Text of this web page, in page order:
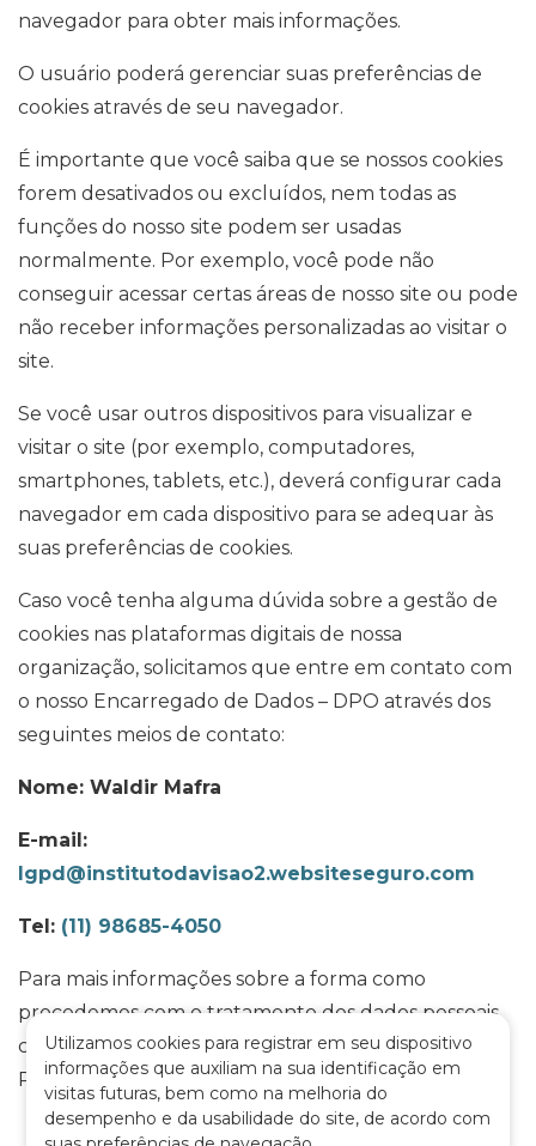
navegador para obter mais informações.
O usuário poderá gerenciar suas preferências de
cookies através de seu navegador.
É importante que você saiba que se nossos cookies
forem desativados ou excluídos, nem todas as
funções do nosso site podem ser usadas
normalmente. Por exemplo, você pode não
conseguir acessar certas áreas de nosso site ou pode
não receber informações personalizadas ao visitar o
site.
Se você usar outros dispositivos para visualizar e
visitar o site (por exemplo, computadores,
smartphones, tablets, etc.), deverá configurar cada
navegador em cada dispositivo para se adequar às
suas preferências de cookies.
Caso você tenha alguma dúvida sobre a gestão de
cookies nas plataformas digitais de nossa
organização, solicitamos que entre em contato com
o nosso Encarregado de Dados – DPO através dos
seguintes meios de contato:
Nome: Waldir Mafra
E-mail:
lgpd@institutodavisao2.websiteseguro.com
Tel: (11) 98685-4050
Para mais informações sobre a forma como
procedemos com o tratamento dos dados pessoais,
consulte a nossa Política de Privacidade e de
Proteção de Dados em nosso site.
Utilizamos cookies para registrar em seu dispositivo
informações que auxiliam na sua identificação em
visitas futuras, bem como na melhoria do
desempenho e da usabilidade do site, de acordo com